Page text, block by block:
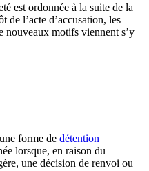
est ordonnée à la suite de la
de l’acte d’accusation, les
nouveaux motifs viennent s’y
forme de détention
lorsque, en raison du
une décision de renvoi ou